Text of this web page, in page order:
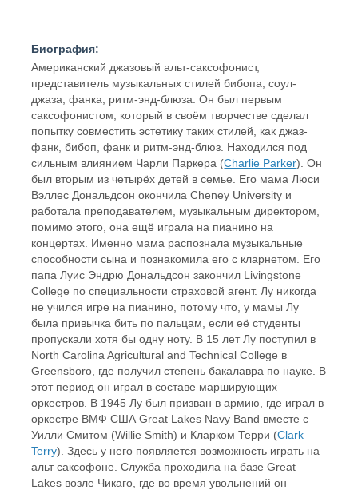
Биография:
Американский джазовый альт-саксофонист,
представитель музыкальных стилей бибопа, соул-
джаза, фанка, ритм-энд-блюза. Он был первым
саксофонистом, который в своём творчестве сделал
попытку совместить эстетику таких стилей, как джаз-
фанк, бибоп, фанк и ритм-энд-блюз. Находился под
сильным влиянием Чарли Паркера (Charlie Parker). Он
был вторым из четырёх детей в семье. Его мама Люси
Вэллес Дональдсон окончила Cheney University и
работала преподавателем, музыкальным директором,
помимо этого, она ещё играла на пианино на
концертах. Именно мама распознала музыкальные
способности сына и познакомила его с кларнетом. Его
папа Луис Эндрю Дональдсон закончил Livingstone
College по специальности страховой агент. Лу никогда
не учился игре на пианино, потому что, у мамы Лу
была привычка бить по пальцам, если её студенты
пропускали хотя бы одну ноту. В 15 лет Лу поступил в
North Carolina Agricultural and Technical College в
Greensboro, где получил степень бакалавра по науке. В
этот период он играл в составе марширующих
оркестров. В 1945 Лу был призван в армию, где играл в
оркестре ВМФ США Great Lakes Navy Band вместе с
Уилли Смитом (Willie Smith) и Кларком Терри (Clark
Terry). Здесь у него появляется возможность играть на
альт саксофоне. Служба проходила на базе Great
Lakes возле Чикаго, где во время увольнений он